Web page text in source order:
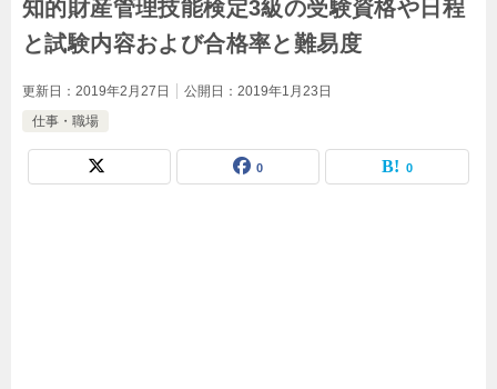
知的財産管理技能検定3級の受験資格や日程
と試験内容および合格率と難易度
更新日： 2019年2月27日 公開日： 2019年1月23日
仕事・職場
0 0